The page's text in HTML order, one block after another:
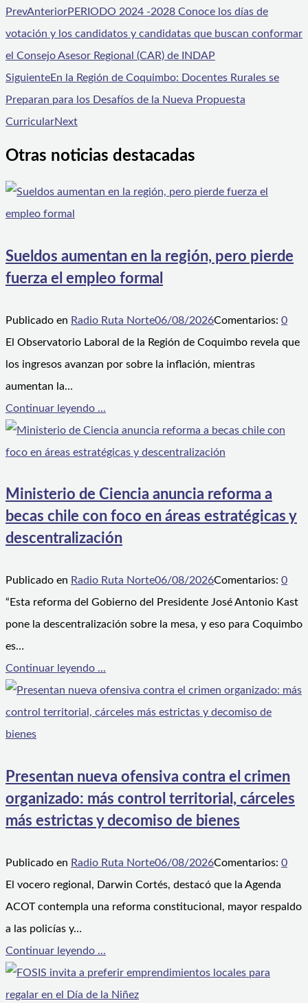
PrevAnteriorPERIODO 2024 -2028 Conoce los días de
votación y los candidatos y candidatas que buscan conformar
el Consejo Asesor Regional (CAR) de INDAP
SiguienteEn la Región de Coquimbo: Docentes Rurales se
Preparan para los Desafíos de la Nueva Propuesta
CurricularNext
Otras noticias destacadas
Sueldos aumentan en la región, pero pierde
fuerza el empleo formal
Publicado en Radio Ruta Norte06/08/2026Comentarios: 0
El Observatorio Laboral de la Región de Coquimbo revela que
los ingresos avanzan por sobre la inflación, mientras
aumentan la…
Continuar leyendo ...
Ministerio de Ciencia anuncia reforma a
becas chile con foco en áreas estratégicas y
descentralización
Publicado en Radio Ruta Norte06/08/2026Comentarios: 0
“Esta reforma del Gobierno del Presidente José Antonio Kast
pone la descentralización sobre la mesa, y eso para Coquimbo
es…
Continuar leyendo ...
Presentan nueva ofensiva contra el crimen
organizado: más control territorial, cárceles
más estrictas y decomiso de bienes
Publicado en Radio Ruta Norte06/08/2026Comentarios: 0
El vocero regional, Darwin Cortés, destacó que la Agenda
ACOT contempla una reforma constitucional, mayor respaldo
a las policías y…
Continuar leyendo ...